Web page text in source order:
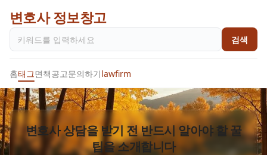
변호사 정보창고
검색
홈태그면책공고문의하기lawfirm
변호사 상담을 받기 전 반드시 알아야 할 꿀
팁을 소개합니다